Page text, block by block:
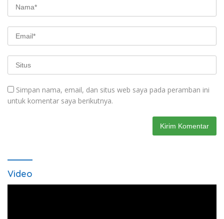
Simpan nama, email, dan situs web saya pada peramban ini
untuk komentar saya berikutnya.
Video